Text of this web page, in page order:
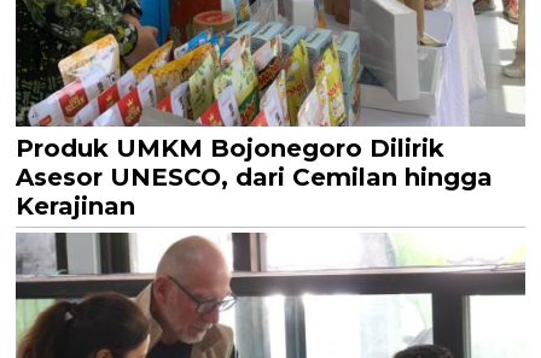
Produk UMKM Bojonegoro Dilirik
Asesor UNESCO, dari Cemilan hingga
Kerajinan